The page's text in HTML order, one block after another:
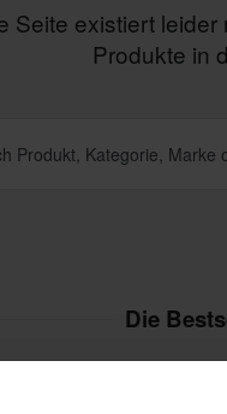
Seite existiert
Produkte in
Die